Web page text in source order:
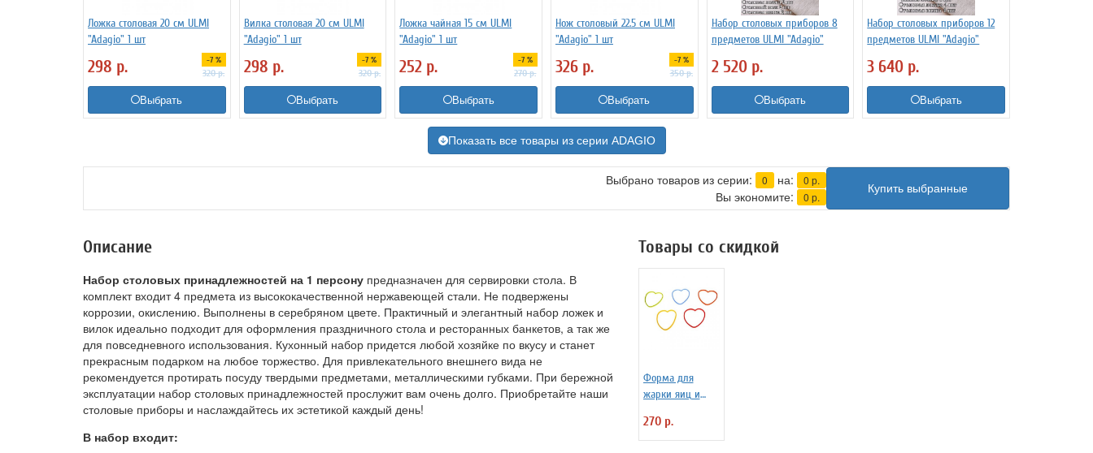
Ложка столовая 20 cм ULMI
"Adagio" 1 шт
298 р. -7 %
320р.
Выбрать
Вилка столовая 20 см ULMI
"Adagio" 1 шт
298 р. -7 %
320р.
Выбрать
Ложка чайная 15 cм ULMI
"Adagio" 1 шт
252 р. -7 %
270р.
Выбрать
Нож столовый 22.5 см ULMI
"Adagio" 1 шт
326 р. -7 %
350р.
Выбрать
Набор столовых приборов 8
предметов ULMI "Adagio"
2 520 р.
Выбрать
Набор столовых приборов 12
предметов ULMI "Adagio"
3 640 р.
Выбрать
Показать все товары из серии ADAGIO
Выбрано товаров из серии: 0 на: 0 р.
Вы экономите: 0 р.
Купить выбранные
Описание
Набор столовых принадлежностей на 1 персону предназначен для сервировки стола. В
комплект входит 4 предмета из высококачественной нержавеющей стали. Не подвержены
коррозии, окислению. Выполнены в серебряном цвете. Практичный и элегантный набор ложек и
вилок идеально подходит для оформления праздничного стола и ресторанных банкетов, а так же
для повседневного использования. Кухонный набор придется любой хозяйке по вкусу и станет
прекрасным подарком на любое торжество. Для привлекательного внешнего вида не
рекомендуется протирать посуду твердыми предметами, металлическими губками. При бережной
эксплуатации набор столовых принадлежностей прослужит вам очень долго. Приобретайте наши
столовые приборы и наслаждайтесь их эстетикой каждый день!
В набор входит:
Товары со скидкой
Форма для
жарки яиц и
силиконовая
Любовь
270 р.